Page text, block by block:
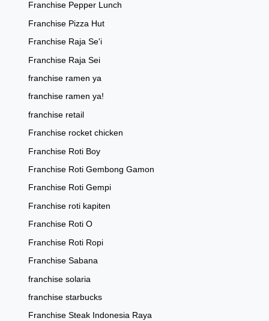
Franchise Pepper Lunch
Franchise Pizza Hut
Franchise Raja Se'i
Franchise Raja Sei
franchise ramen ya
franchise ramen ya!
franchise retail
Franchise rocket chicken
Franchise Roti Boy
Franchise Roti Gembong Gamon
Franchise Roti Gempi
Franchise roti kapiten
Franchise Roti O
Franchise Roti Ropi
Franchise Sabana
franchise solaria
franchise starbucks
Franchise Steak Indonesia Raya